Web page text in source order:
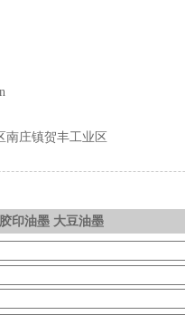
南庄镇贺丰工业区
印油墨 大豆油墨